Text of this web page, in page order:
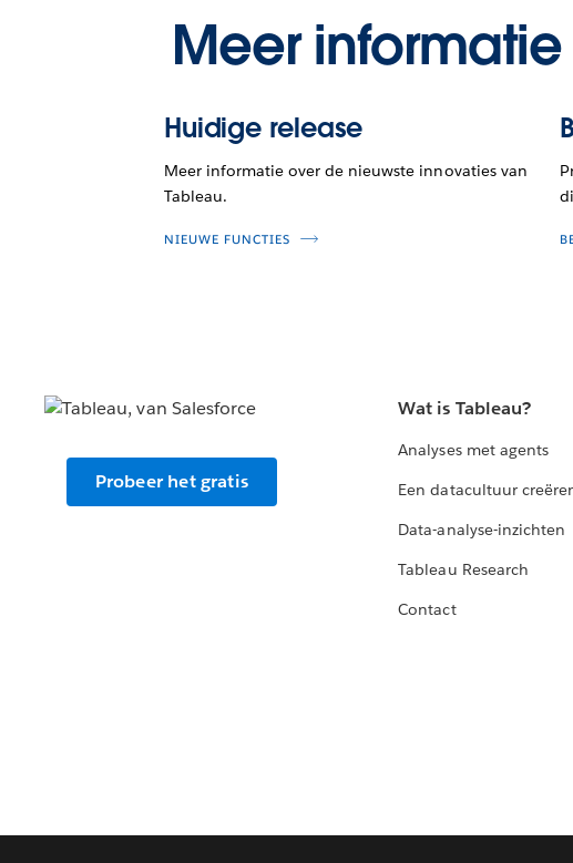
Meer
Huidige release
Meer informatie over de nieuwste innovaties van
Tableau.
NIEUWE FUNCTIES
Probeer het gratis
Wat is Tableau?
Analyses met agents
Een datacultuur
Data-analyse-inzichten
Tableau Research
Contact